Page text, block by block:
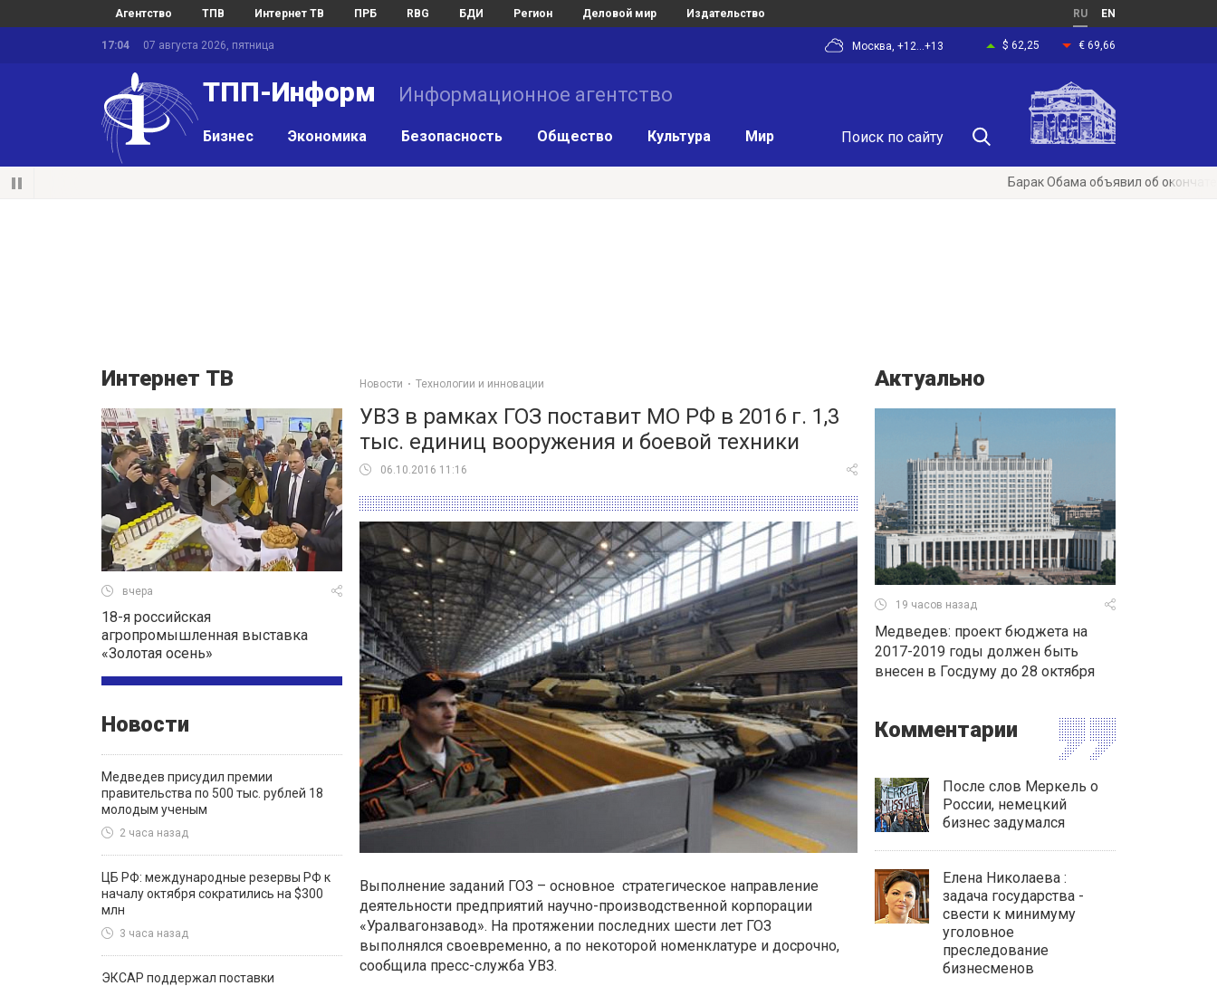
Агентство ТПВ Интернет ТВ ПРБ RBG БДИ Регион Деловой мир Издательство RU EN
17:04 07 августа 2026, пятница $ 62,25 € 69,66
Москва, +12...+13
ТПП-Информ Информационное агентство
Бизнес Экономика Безопасность Общество Культура Мир
Барак Обама объявил об окончательном
Интернет ТВ
вчера
18-я российская
агропромышленная выставка
«Золотая осень»
Новости
Медведев присудил премии
правительства по 500 тыс. рублей 18
молодым ученым
2 часа назад
ЦБ РФ: международные резервы РФ к
началу октября сократились на $300
млн
3 часа назад
ЭКСАР поддержал поставки
Новости Технологии и инновации
УВЗ в рамках ГОЗ поставит МО РФ в 2016 г. 1,3
тыс. единиц вооружения и боевой техники
06.10.2016 11:16
Выполнение заданий ГОЗ – основное стратегическое направление
деятельности предприятий научно-производственной корпорации
«Уралвагонзавод». На протяжении последних шести лет ГОЗ
выполнялся своевременно, а по некоторой номенклатуре и досрочно,
сообщила пресс-служба УВЗ.
Актуально
19 часов назад
Медведев: проект бюджета на
2017-2019 годы должен быть
внесен в Госдуму до 28 октября
Комментарии
После слов Меркель о
России, немецкий
бизнес задумался
Елена Николаева :
задача государства -
свести к минимуму
уголовное
преследование
бизнесменов